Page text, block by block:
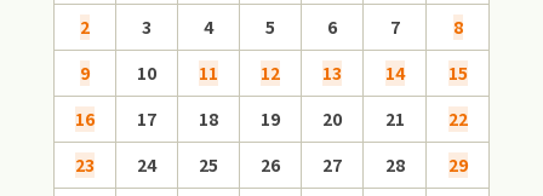
2
3 4 5 6 7
8
9
10 11 12 13 14
15
16
17 18 19 20 21
22
23
24 25 26 27 28
29